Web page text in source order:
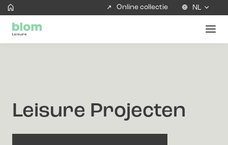
Online collectie NL
Leisure Projecten